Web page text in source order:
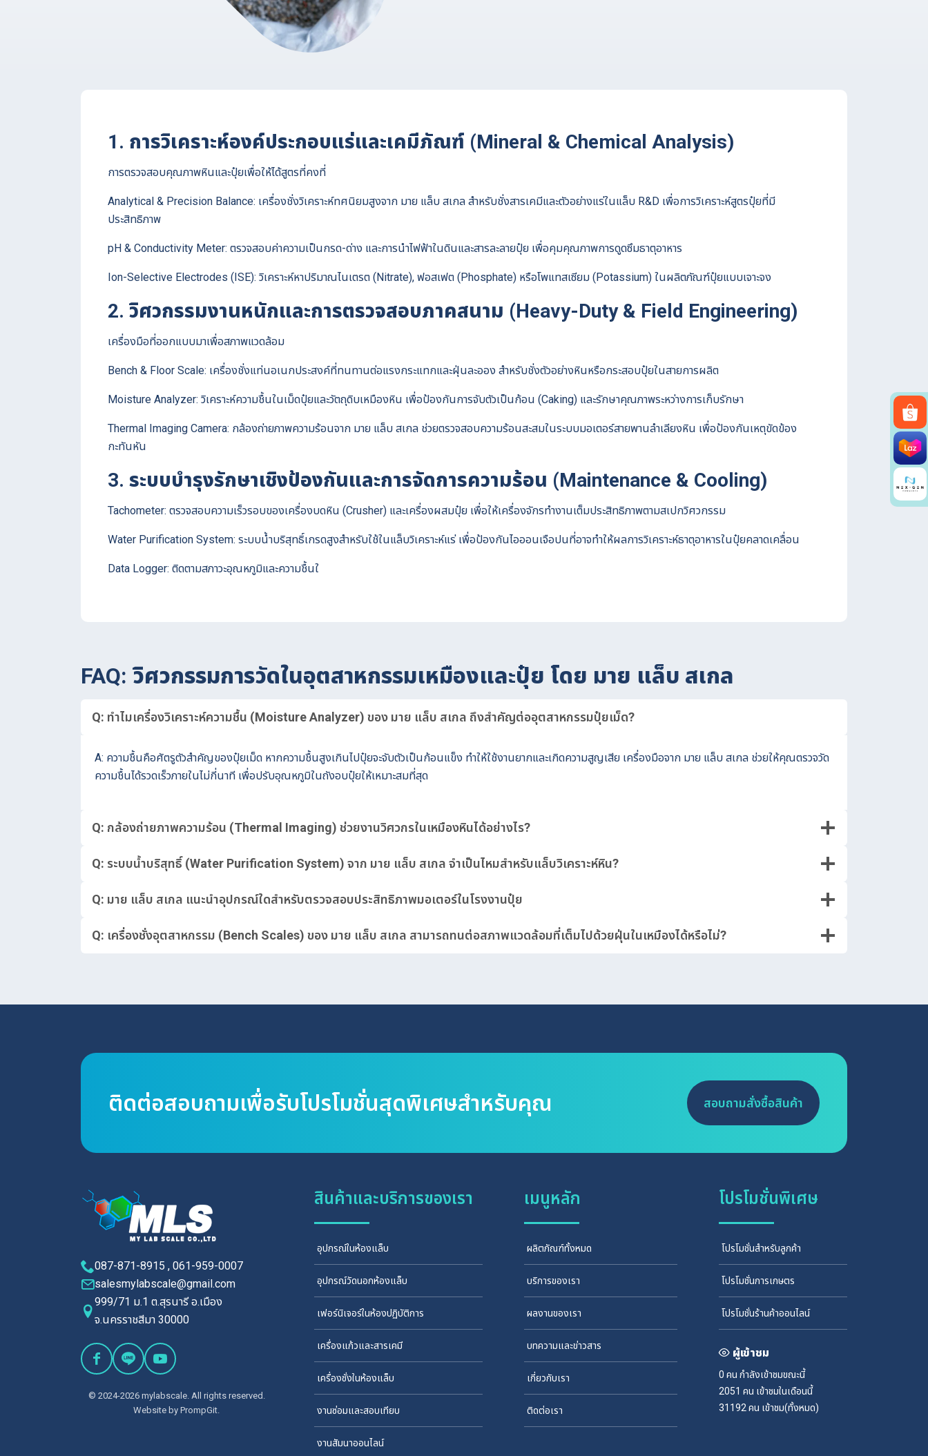
1. การวิเคราะห์องค์ประกอบแร่และเคมีภัณฑ์ (Mineral & Chemical Analysis)
การตรวจสอบคุณภาพหินและปุ๋ยเพื่อให้ได้สูตรที่คงที่
Analytical & Precision Balance: เครื่องชั่งวิเคราะห์ทศนิยมสูงจาก มาย แล็บ สเกล สำหรับชั่งสารเคมีและตัวอย่างแร่ในแล็บ R&D เพื่อการวิเคราะห์สูตรปุ๋ยที่มี
ประสิทธิภาพ
pH & Conductivity Meter: ตรวจสอบค่าความเป็นกรด-ด่าง และการนำไฟฟ้าในดินและสารละลายปุ๋ย เพื่อคุมคุณภาพการดูดซึมธาตุอาหาร
Ion-Selective Electrodes (ISE): วิเคราะห์หาปริมาณไนเตรต (Nitrate), ฟอสเฟต (Phosphate) หรือโพแทสเซียม (Potassium) ในผลิตภัณฑ์ปุ๋ยแบบเจาะจง
2. วิศวกรรมงานหนักและการตรวจสอบภาคสนาม (Heavy-Duty & Field Engineering)
เครื่องมือที่ออกแบบมาเพื่อสภาพแวดล้อม
Bench & Floor Scale: เครื่องชั่งแท่นอเนกประสงค์ที่ทนทานต่อแรงกระแทกและฝุ่นละออง สำหรับชั่งตัวอย่างหินหรือกระสอบปุ๋ยในสายการผลิต
Moisture Analyzer: วิเคราะห์ความชื้นในเม็ดปุ๋ยและวัตถุดิบเหมืองหิน เพื่อป้องกันการจับตัวเป็นก้อน (Caking) และรักษาคุณภาพระหว่างการเก็บรักษา
Thermal Imaging Camera: กล้องถ่ายภาพความร้อนจาก มาย แล็บ สเกล ช่วยตรวจสอบความร้อนสะสมในระบบมอเตอร์สายพานลำเลียงหิน เพื่อป้องกันเหตุขัดข้อง
กะทันหัน
3. ระบบบำรุงรักษาเชิงป้องกันและการจัดการความร้อน (Maintenance & Cooling)
Tachometer: ตรวจสอบความเร็วรอบของเครื่องบดหิน (Crusher) และเครื่องผสมปุ๋ย เพื่อให้เครื่องจักรทำงานเต็มประสิทธิภาพตามสเปกวิศวกรรม
Water Purification System: ระบบน้ำบริสุทธิ์เกรดสูงสำหรับใช้ในแล็บวิเคราะห์แร่ เพื่อป้องกันไอออนเจือปนที่อาจทำให้ผลการวิเคราะห์ธาตุอาหารในปุ๋ยคลาดเคลื่อน
Data Logger: ติดตามสภาวะอุณหภูมิและความชื้นใ
FAQ: วิศวกรรมการวัดในอุตสาหกรรมเหมืองและปุ๋ย โดย มาย แล็บ สเกล
Q: ทำไมเครื่องวิเคราะห์ความชื้น (Moisture Analyzer) ของ มาย แล็บ สเกล ถึงสำคัญต่ออุตสาหกรรมปุ๋ยเม็ด?
A: ความชื้นคือศัตรูตัวสำคัญของปุ๋ยเม็ด หากความชื้นสูงเกินไปปุ๋ยจะจับตัวเป็นก้อนแข็ง ทำให้ใช้งานยากและเกิดความสูญเสีย เครื่องมือจาก มาย แล็บ สเกล ช่วยให้คุณตรวจวัด
ความชื้นได้รวดเร็วภายในไม่กี่นาที เพื่อปรับอุณหภูมิในถังอบปุ๋ยให้เหมาะสมที่สุด
Q: กล้องถ่ายภาพความร้อน (Thermal Imaging) ช่วยงานวิศวกรในเหมืองหินได้อย่างไร?
Q: ระบบน้ำบริสุทธิ์ (Water Purification System) จาก มาย แล็บ สเกล จำเป็นไหมสำหรับแล็บวิเคราะห์หิน?
Q: มาย แล็บ สเกล แนะนำอุปกรณ์ใดสำหรับตรวจสอบประสิทธิภาพมอเตอร์ในโรงงานปุ๋ย
Q: เครื่องชั่งอุตสาหกรรม (Bench Scales) ของ มาย แล็บ สเกล สามารถทนต่อสภาพแวดล้อมที่เต็มไปด้วยฝุ่นในเหมืองได้หรือไม่?
ติดต่อสอบถามเพื่อรับโปรโมชั่นสุดพิเศษสำหรับคุณ สอบถามสั่งซื้อสินค้า
087-871-8915 , 061-959-0007
salesmylabscale@gmail.com
999/71 ม.1 ต.สุรนารี อ.เมือง
จ.นครราชสีมา 30000
© 2024-2026 mylabscale. All rights reserved.
Website byPrompGit.
สินค้าและบริการของเรา
อุปกรณ์ในห้องแล็บ
อุปกรณ์วัดนอกห้องแล็บ
เฟอร์นิเจอร์ในห้องปฏิบัติการ
เครื่องแก้วและสารเคมี
เครื่องชั่งในห้องแล็บ
งานซ่อมและสอบเทียบ
งานสัมนาออนไลน์
เมนูหลัก
ผลิตภัณฑ์ทั้งหมด
บริการของเรา
ผลงานของเรา
บทความและข่าวสาร
เกี่ยวกับเรา
ติดต่อเรา
โปรโมชั่นพิเศษ
โปรโมชั่นสำหรับลูกค้า
โปรโมชั่นการเกษตร
โปรโมชั่นร้านค้าออนไลน์
ผู้เข้าชม
0 คน กำลังเข้าชมขณะนี้
2051 คน เข้าชมในเดือนนี้
31192 คน เข้าชม(ทั้งหมด)